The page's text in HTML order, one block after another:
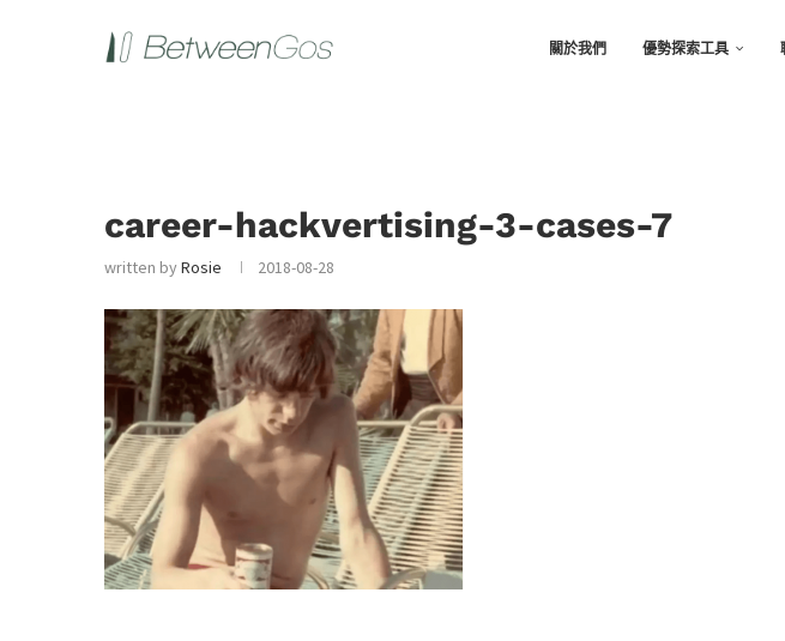
關於我們 優勢探索工具
career-hackvertising-3-cases-7
written byRosie 2018-08-28